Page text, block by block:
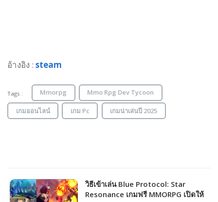
อ้างอิง : steam
Tags : Mmorpg Mmo Rpg Dev Tycoon
เกมออนไลน์ เกม Pc เกมน่าเล่นปี 2025
วิธีเข้าเล่น Blue Protocol: Star
Resonance เกมฟรี MMORPG เปิดให้